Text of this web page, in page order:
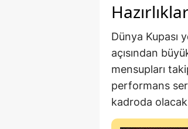
Dünya Kupası
açısından
mensupları
performans
kadroda